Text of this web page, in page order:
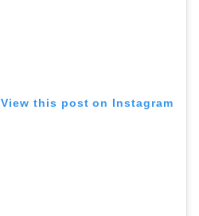
View this post on Instagram